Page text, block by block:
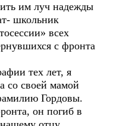
им луч надежды
школьник
всех
с фронта
тех лет, я
со своей мамой
Гордовы.
он погиб в